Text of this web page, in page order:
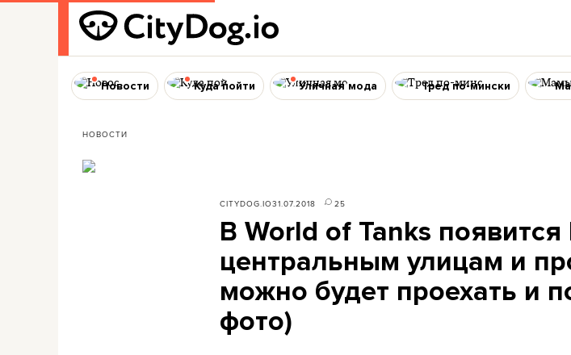
Новости Куда пойти Уличная мода Тред по-мински
НОВОСТИ
CITYDOG.IO31.07.2018 25
В World of Tanks
центральным улицам и
можно будет проехать и
фото)